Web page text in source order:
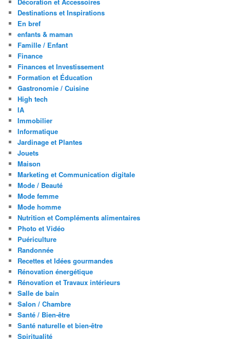
Destinations et Inspirations
En bref
enfants & maman
Famille / Enfant
Finance
Finances et Investissement
Formation et Éducation
Gastronomie / Cuisine
High tech
IA
Immobilier
Informatique
Jardinage et Plantes
Jouets
Maison
Marketing et Communication digitale
Mode / Beauté
Mode femme
Mode homme
Nutrition et Compléments alimentaires
Photo et Vidéo
Puériculture
Randonnée
Recettes et Idées gourmandes
Rénovation énergétique
Rénovation et Travaux intérieurs
Salle de bain
Salon / Chambre
Santé / Bien-être
Santé naturelle et bien-être
Spiritualité